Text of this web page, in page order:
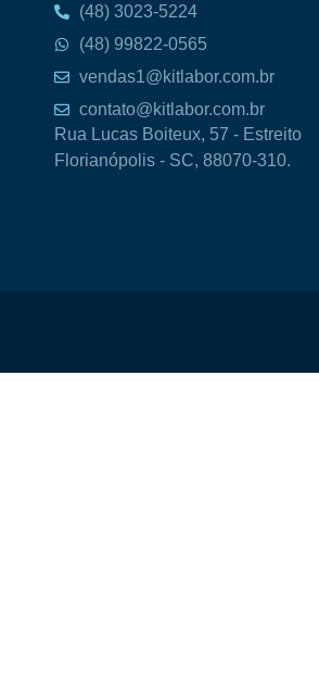
(48) 3023-5224
(48) 99822-0565
vendas1@kitlabor.com.br
contato@kitlabor.com.br
Rua Lucas Boiteux, 57 - Estreito
Florianópolis - SC, 88070-310.